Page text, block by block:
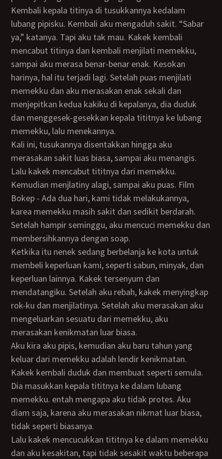
Kembali kepala titinya di tusukkannya kedalam
lubang pipisku. Kembali aku mengaduh sakit. “Sabar
ya,” katanya. Tapi aku tak mau. Kakek kembali
mencabut titinya dan kembali menjilati memekku,
sampai aku merasa benar-benar enak. Kesokan
harinya, hal itu terjadi lagi. Setelah puas menjilati
memekku dan aku merasakan enak sekali dan
menjepitkan kedua kakiku di kepalanya, dia duduk
dan menggesek-gesekkan kepala tititnya ke lubang
memekku, lalu menekannya.
Kali ini, tusukannya disentakkan hingga aku
merasakan sakit luas biasa, sampai aku menangis.
Lalu kakek mencabut tititnya dari memekku.
Kemudian menjlatiny alagi, sampai aku puas. Film
Bokep - Ada dua hari, kami tidak melakukannya,
karea memekku masih sakit dan sedikit berdarah.
Setelah hampir seminggu, aku mencuci memekku dan
membersihkannya dengan soap.
Ketkika itu nenek sedang berbelanja ke kota untuk
membeli keperluan kami, seperti sabun, minyak, dan
keperluan lainnya. Kakek tersenyum dan
mendatangiku. Setelah aku rebah, kakek menyingkap
rok-ku dan menjilatinya. Setelah aku merasakan aku
mengeluarkan sesuatu dari memekku, aku
merasakan kenikmatan luar biasa.
Aku kira aku pipis, kemudian aku baru tahun yang
keluar dari memekku adalah lendir kenikmatan.
Kakek kembali duduk dan membuat seperti semula.
Dia masukkan kepala tititnya ke dalam lubang
memekku. entah mengapa aku tidak protes. Aku
diam saja, karena aku merasakan nikmat luar biasa,
tidak seperti biasanya.
Lalu kakek mencucukkan tititnya ke dalam memekku
dan aku kesakitan, tapi tidak sesakit waktu beberapa